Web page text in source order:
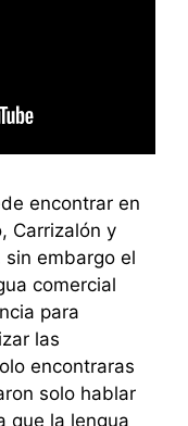
encontrar en
Carrizalón y
embargo el
comercial
para
las
encontraras
solo hablar
que la lengua